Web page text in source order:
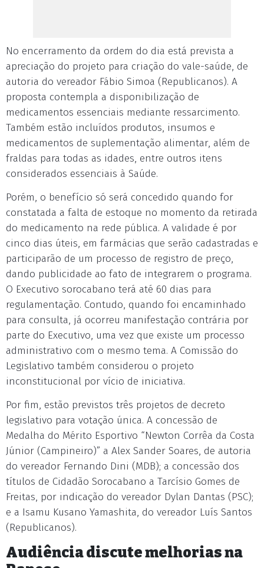
No encerramento da ordem do dia está prevista a
apreciação do projeto para criação do vale-saúde, de
autoria do vereador Fábio Simoa (Republicanos). A
proposta contempla a disponibilização de
medicamentos essenciais mediante ressarcimento.
Também estão incluídos produtos, insumos e
medicamentos de suplementação alimentar, além de
fraldas para todas as idades, entre outros itens
considerados essenciais à Saúde.
Porém, o benefício só será concedido quando for
constatada a falta de estoque no momento da retirada
do medicamento na rede pública. A validade é por
cinco dias úteis, em farmácias que serão cadastradas e
participarão de um processo de registro de preço,
dando publicidade ao fato de integrarem o programa.
O Executivo sorocabano terá até 60 dias para
regulamentação. Contudo, quando foi encaminhado
para consulta, já ocorreu manifestação contrária por
parte do Executivo, uma vez que existe um processo
administrativo com o mesmo tema. A Comissão do
Legislativo também considerou o projeto
inconstitucional por vício de iniciativa.
Por fim, estão previstos três projetos de decreto
legislativo para votação única. A concessão de
Medalha do Mérito Esportivo “Newton Corrêa da Costa
Júnior (Campineiro)” a Alex Sander Soares, de autoria
do vereador Fernando Dini (MDB); a concessão dos
títulos de Cidadão Sorocabano a Tarcísio Gomes de
Freitas, por indicação do vereador Dylan Dantas (PSC);
e a Isamu Kusano Yamashita, do vereador Luís Santos
(Republicanos).
Audiência discute melhorias na